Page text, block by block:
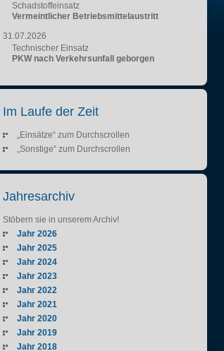
Schadstoffeinsatz
Vermeintlicher Betriebsmittelaustritt
31.07.2026
Technischer Einsatz
PKW nach Verkehrsunfall geborgen
Im Laufe der Zeit
„Einsätze“ zum Durchscrollen
„Sonstige“ zum Durchscrollen
Jahresarchiv
Stöbern sie in unserem Archiv!
Jahr 2026
Jahr 2025
Jahr 2024
Jahr 2023
Jahr 2022
Jahr 2021
Jahr 2020
Jahr 2019
Jahr 2018